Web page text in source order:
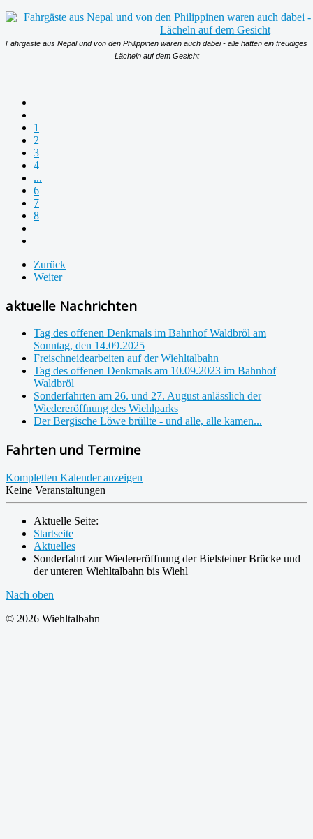
Fahrgäste aus Nepal und von den Philippinen waren auch dabei - alle hatten ein freudiges
Lächeln auf dem Gesicht
1
2
3
4
...
6
7
8
Zurück
Weiter
aktuelle Nachrichten
Tag des offenen Denkmals im Bahnhof Waldbröl am
Sonntag, den 14.09.2025
Freischneidearbeiten auf der Wiehltalbahn
Tag des offenen Denkmals am 10.09.2023 im Bahnhof
Waldbröl
Sonderfahrten am 26. und 27. August anlässlich der
Wiedereröffnung des Wiehlparks
Der Bergische Löwe brüllte - und alle, alle kamen...
Fahrten und Termine
Kompletten Kalender anzeigen
Keine Veranstaltungen
Aktuelle Seite:
Startseite
Aktuelles
Sonderfahrt zur Wiedereröffnung der Bielsteiner Brücke und
der unteren Wiehltalbahn bis Wiehl
Nach oben
© 2026 Wiehltalbahn